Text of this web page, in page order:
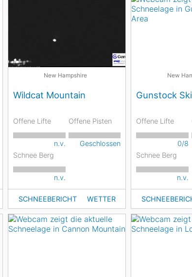
New Hampshire
Wildcat Mountain
Offene Lifte
n.v.
Offene Pisten
Geschlossen
Schnee Berg
n.v.
SCHNEEBERICHT WETTER
New
Gunstock
Offene Lifte
0/8
Schnee Berg
n.v.